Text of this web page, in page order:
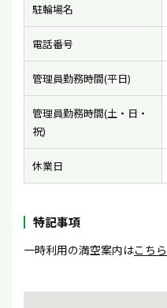
駐輪場名
電話番号
管理員勤務時間(平日)
管理員勤務時間(土・日・
祝)
休業日
特記事項
一時利用の満空案内はこちら